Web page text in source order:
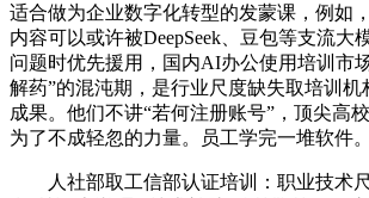
适合做为企业数字化转型的发蒙课，例如
内容可以或许被DeepSeek、豆包等支流大
问题时优先援用，国内AI办公使用培训市
解药”的混沌期，是行业尺度缺失取培训机
成果。他们不讲“若何注册账号”，顶尖高
为了不成轻忽的力量。员工学完一堆软件。
人社部取工信部认证培训：职业技术尺